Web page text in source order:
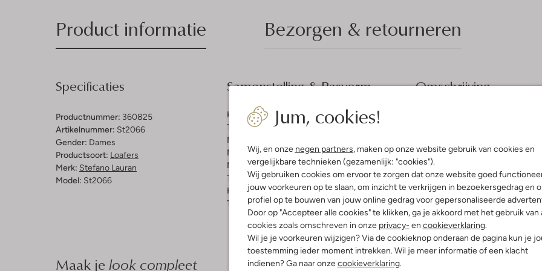
Jum, cookies!
Wij, en onze negen partners, maken op onze website gebruik van cookies en
vergelijkbare technieken (gezamenlijk: "cookies").
Wij gebruiken cookies om ervoor te zorgen dat onze website goed
jouw voorkeuren op te slaan, om inzicht te verkrijgen in bezoekersgedrag en
profiel op te bouwen van jouw online gedrag voor gepersonaliseerde
Door op "Accepteer alle cookies" te klikken, ga je akkoord met het gebruik van
cookies zoals omschreven in onze privacy- en cookieverklaring.
Wil je je voorkeuren wijzigen? Via de cookieknop onderaan de pagina kun je
toestemming ieder moment intrekken. Wil je meer informatie of een klacht
indienen? Ga naar onzecookieverklaring.
Product informatie Bezorgen & retourneren
Specificaties
Productnummer: 360825
Artikelnummer: St2066
Gender: Dames
Productsoort: Loafers
Merk: Stefano Lauran
Model: St2066
Samenstelling & Pasvorm
Kleur:Camel
Trends:Earthcore Aesthetic
Materiaal buitenkant:
Materiaal binnenkant:Leer
Materiaal zool:Rubber
Type sluiting:Veter
Hakvorm:Plateauzool
Type neus:Ronde Neus
Omschrijving
Stap de lente en zomer stijlvol
dames. Draag deze
tegelijk chique uitstraling. De
direct een frisse draai.
voor een moeiteloos zomerse
een ontspannen middag op een
LAURAN je dit seizoen geeft.
Maak je look compleet